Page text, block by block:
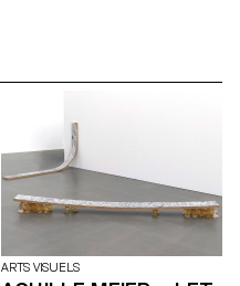
ARTS VISUELS